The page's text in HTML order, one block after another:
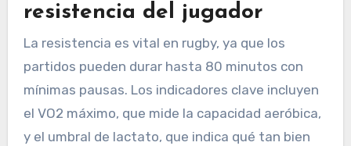
resistencia del jugador
La resistencia es vital en rugby, ya que los
partidos pueden durar hasta 80 minutos con
mínimas pausas. Los indicadores clave incluyen
el VO2 máximo, que mide la capacidad aeróbica,
y el umbral de lactato, que indica qué tan bien